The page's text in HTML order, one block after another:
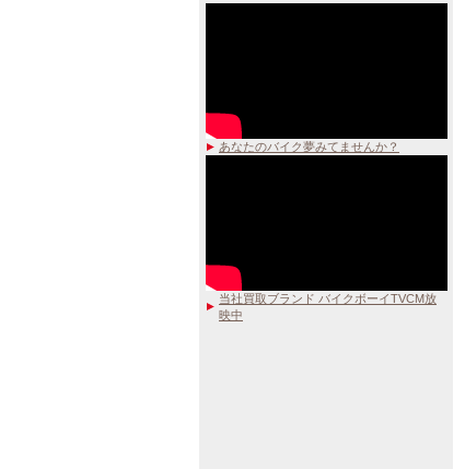
あなたのバイク夢みてませんか？
当社買取ブランド バイクボーイTVCM放
映中